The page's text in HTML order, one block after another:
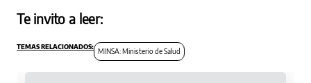
Te invito a leer:
MINSA: Ministerio de Salud